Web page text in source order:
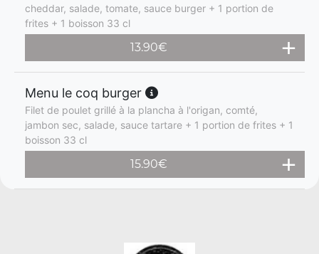
cheddar, salade, tomate, sauce burger + 1 portion de
frites + 1 boisson 33 cl
13.90€
Menu le coq burger
Filet de poulet grillé à la plancha à l'origan, comté,
jambon sec, salade, sauce tartare + 1 portion de frites + 1
boisson 33 cl
15.90€